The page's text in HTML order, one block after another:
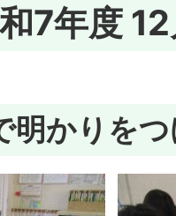
7年度
明かりを